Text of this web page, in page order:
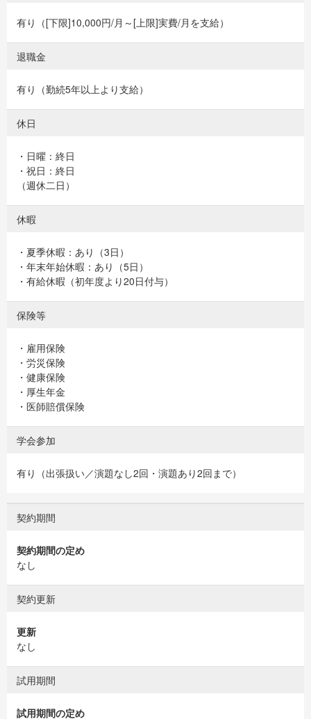
有り（[下限]10,000円/月～[上限]実費/月を支給）
退職金
有り（勤続5年以上より支給）
休日
・日曜：終日
・祝日：終日
（週休二日）
休暇
・夏季休暇：あり（3日）
・年末年始休暇：あり（5日）
・有給休暇（初年度より20日付与）
保険等
・雇用保険
・労災保険
・健康保険
・厚生年金
・医師賠償保険
学会参加
有り（出張扱い／演題なし2回・演題あり2回まで）
契約期間
契約期間の定め
なし
契約更新
更新
なし
試用期間
試用期間の定め